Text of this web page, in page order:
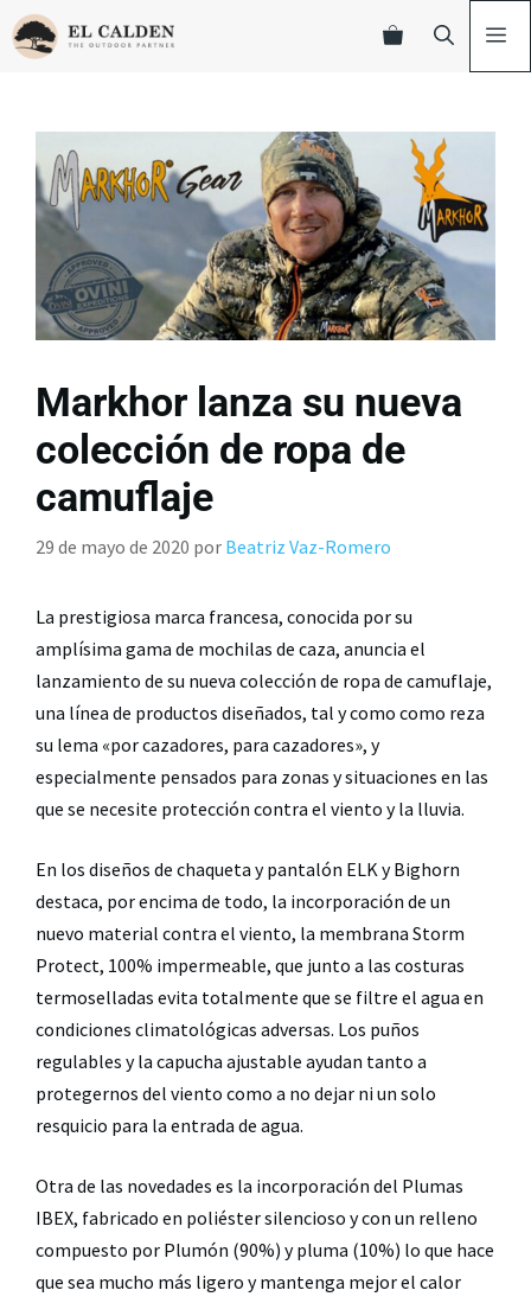
Markhor lanza su nueva
colección de ropa de
camuflaje
29 de mayo de 2020 por Beatriz Vaz-Romero
La prestigiosa marca francesa, conocida por su
amplísima gama de mochilas de caza, anuncia el
lanzamiento de su nueva colección de ropa de camuflaje,
una línea de productos diseñados, tal y como como reza
su lema «por cazadores, para cazadores», y
especialmente pensados para zonas y situaciones en las
que se necesite protección contra el viento y la lluvia.
En los diseños de chaqueta y pantalón ELK y Bighorn
destaca, por encima de todo, la incorporación de un
nuevo material contra el viento, la membrana Storm
Protect, 100% impermeable, que junto a las costuras
termoselladas evita totalmente que se filtre el agua en
condiciones climatológicas adversas. Los puños
regulables y la capucha ajustable ayudan tanto a
protegernos del viento como a no dejar ni un solo
resquicio para la entrada de agua.
Otra de las novedades es la incorporación del Plumas
IBEX, fabricado en poliéster silencioso y con un relleno
compuesto por Plumón (90%) y pluma (10%) lo que hace
que sea mucho más ligero y mantenga mejor el calor